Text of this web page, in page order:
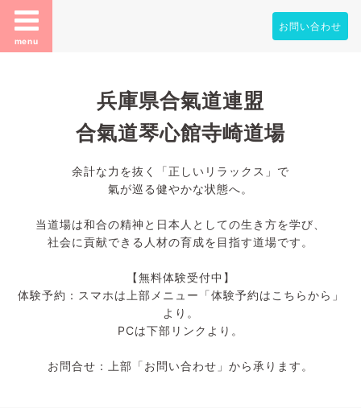
menu
お問い合わせ
兵庫県合氣道連盟
合氣道琴心館寺崎道場
余計な力を抜く「正しいリラックス」で
氣が巡る健やかな状態へ。
当道場は和合の精神と日本人としての生き方を学び、
社会に貢献できる人材の育成を目指す道場です。
【無料体験受付中】
体験予約：スマホは上部メニュー「体験予約はこちらから」
より。
PCは下部リンクより。
お問合せ：上部「お問い合わせ」から承ります。